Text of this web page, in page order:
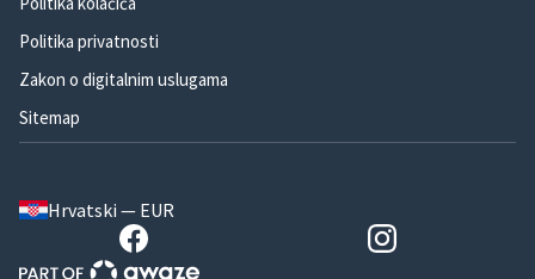
Politika privatnosti
Zakon o digitalnim uslugama
Sitemap
Hrvatski — EUR